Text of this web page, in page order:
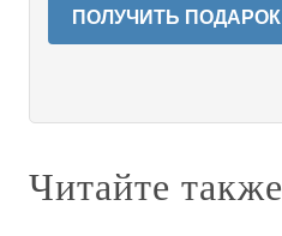
ПОЛУЧИТЬ ПОДАРОК
Читайте также